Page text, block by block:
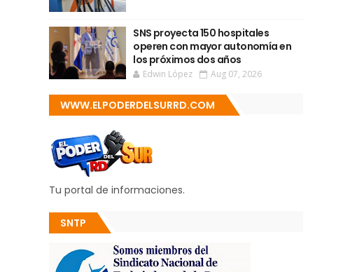
SNS proyecta 150 hospitales
operen con mayor autonomía en
los próximos dos años
Edwin López Aug 07, 2026
WWW.ELPODERDELSURRD.COM
Tu portal de informaciones.
SNTP